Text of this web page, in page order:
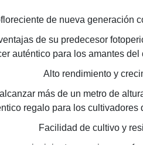
de nueva generación
de su predecesor
auténtico para los amantes
Alto rendimiento y
más de un metro de
regalo para los
Facilidad de cultivo y